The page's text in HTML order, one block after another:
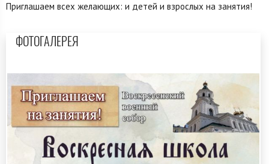
Приглашаем всех желающих: и детей и взрослых на занятия!
ФОТОГАЛЕРЕЯ